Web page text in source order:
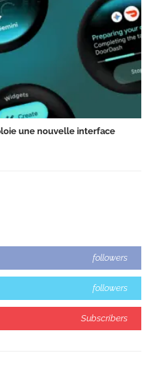
une nouvelle interface
followers
followers
Subscribers